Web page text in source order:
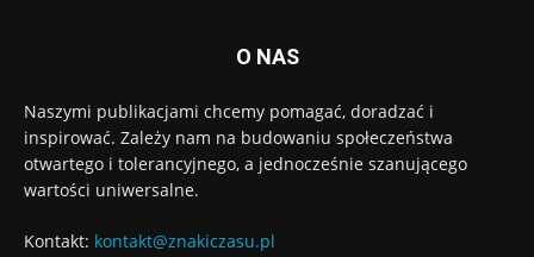
O NAS
Naszymi publikacjami chcemy pomagać, doradzać i
inspirować. Zależy nam na budowaniu społeczeństwa
otwartego i tolerancyjnego, a jednocześnie szanującego
wartości uniwersalne.
Kontakt: kontakt@znakiczasu.pl